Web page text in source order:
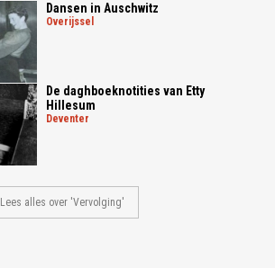
Dansen in Auschwitz
overijssel
De daghboeknotities van Etty
Hillesum
deventer
Lees alles over 'Vervolging'